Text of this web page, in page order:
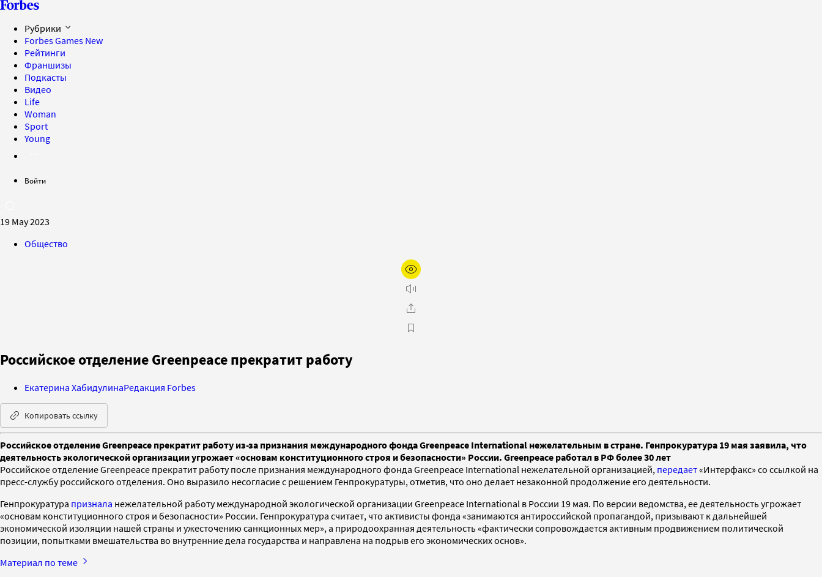
Рубрики
Forbes Games New
Рейтинги
Франшизы
Подкасты
Видео
Life
Woman
Sport
Young
Войти
19 May 2023
Общество
Российское отделение Greenpeace прекратит работу
Екатерина ХабидулинаРедакция Forbes
Копировать ссылку
Российское отделение Greenpeace прекратит работу из-за признания международного фонда Greenpeace International нежелательным в стране. Генпрокуратура 19 мая заявила, что
деятельность экологической организации угрожает «основам конституционного строя и безопасности» России. Greenpeace работал в РФ более 30 лет
Российское отделение Greenpeace прекратит работу после признания международного фонда Greenpeace International нежелательной организацией, передает«Интерфакс» со ссылкой на
пресс-службу российского отделения. Оно выразило несогласие с решением Генпрокуратуры, отметив, что оно делает незаконной продолжение его деятельности.
Генпрокуратура признала нежелательной работу международной экологической организации Greenpeace International в России 19 мая. По версии ведомства, ее деятельность угрожает
«основам конституционного строя и безопасности» России. Генпрокуратура считает, что активисты фонда «занимаются антироссийской пропагандой, призывают к дальнейшей
экономической изоляции нашей страны и ужесточению санкционных мер», а природоохранная деятельность «фактически сопровождается активным продвижением политической
позиции, попытками вмешательства во внутренние дела государства и направлена на подрыв его экономических основ».
Материал по теме